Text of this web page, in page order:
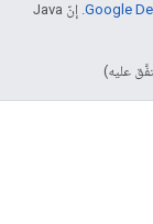
. إنّ Java